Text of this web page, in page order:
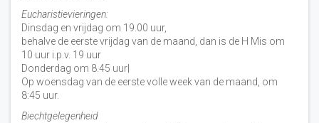
Eucharistievieringen:
Dinsdag en vrijdag om 19.00 uur,
behalve de eerste vrijdag van de maand, dan is de H Mis om
10 uur i.p.v. 19 uur
Donderdag om 8.45 uur|
Op woensdag van de eerste volle week van de maand, om
8:45 uur.
Biechtgelegenheid